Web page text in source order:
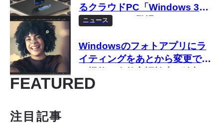
るクラウドPC「Windows 365
Reserve」が登場
ニュース
Windowsのフォトアプリにラ
イティングをあとから変更でき
FEATURED
注目記事